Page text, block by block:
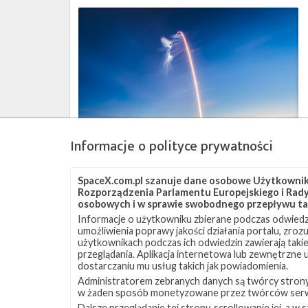
Najbliższe
Najbliższe
plany
SpaceX
–
grudzień
2017
Informacje o polityce prywatności
SpaceX.com.pl szanuje dane osobowe
Rozporządzenia Parlamentu Europejskiego i
osobowych i w sprawie swobodnego przepływu
Informacje o użytkowniku zbierane podczas
umożliwienia poprawy jakości działania portalu,
użytkownikach podczas ich odwiedzin zawierają
przeglądania. Aplikacja internetowa lub
dostarczaniu mu usług takich jak powiadomienia.
Administratorem zebranych danych są twórcy
w żaden sposób monetyzowane przez twórców